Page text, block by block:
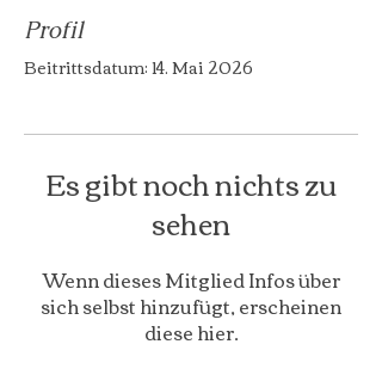
Profil
Beitrittsdatum: 14. Mai 2026
Es gibt noch nichts zu
sehen
Wenn dieses Mitglied Infos über
sich selbst hinzufügt, erscheinen
diese hier.